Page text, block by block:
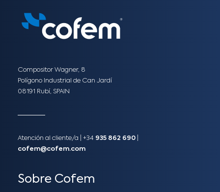
Compositor Wagner, 8
Polígono Industrial de Can Jardí
08191 Rubí, SPAIN
Atención al cliente/a​ | +34 935 862 690
cofem@cofem.com
Sobre Cofem